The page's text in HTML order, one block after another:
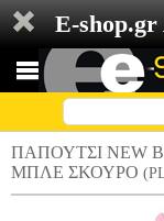
E-shop.gr
ΠΑΠΟΥΤΣΙ NEW
ΜΠΛΕ ΣΚΟΥΡΟ